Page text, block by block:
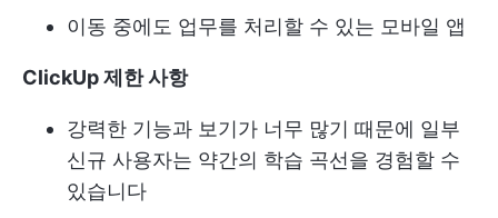
이동 중에도 업무를 처리할 수 있는 모바일 앱
ClickUp 제한 사항
강력한 기능과 보기가 너무 많기 때문에 일부
신규 사용자는 약간의 학습 곡선을 경험할 수
있습니다